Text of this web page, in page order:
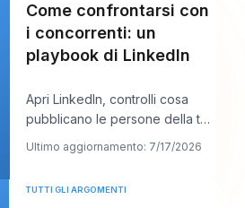
Come confrontarsi con
i concorrenti: un
playbook di LinkedIn
Apri LinkedIn, controlli cosa
pubblicano le persone della tua
nicchia e, nel giro di dieci
Ultimo aggiornamento: 7/17/2026
TUTTI GLI ARGOMENTI